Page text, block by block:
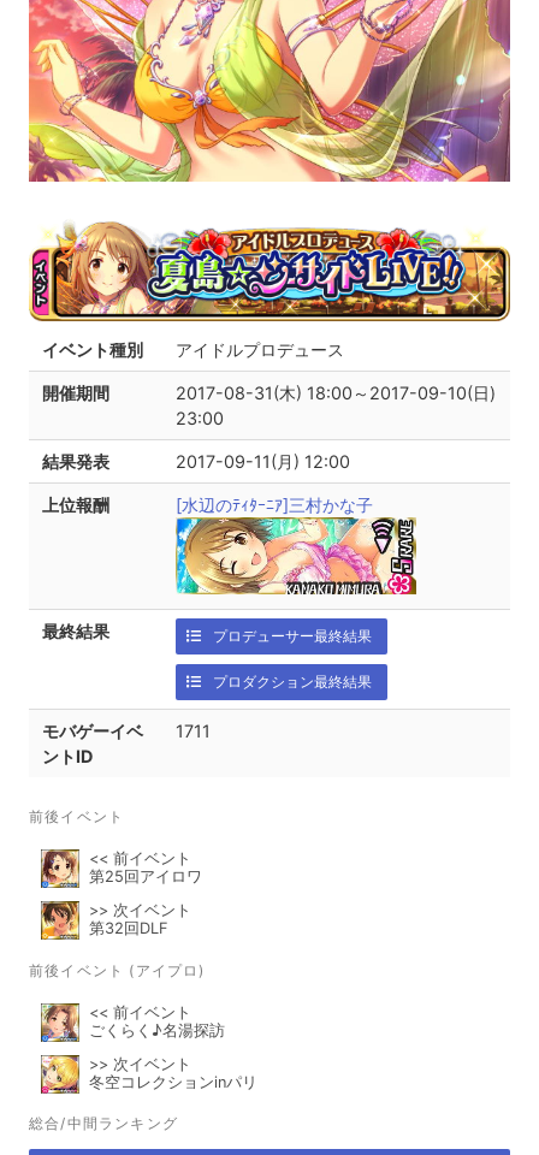
イベント種別 アイドルプロデュース
開催期間
2017-08-31(木) 18:00～2017-09-10(日)
23:00
結果発表 2017-09-11(月) 12:00
上位報酬 [水辺のﾃｨﾀｰﾆｱ]三村かな子
最終結果 プロデューサー最終結果
プロダクション最終結果
モバゲーイベ
ントID
1711
前後イベント
<< 前イベント
第25回アイロワ
>> 次イベント
第32回DLF
前後イベント (アイプロ)
<< 前イベント
ごくらく♪名湯探訪
>> 次イベント
冬空コレクションinパリ
総合/中間ランキング